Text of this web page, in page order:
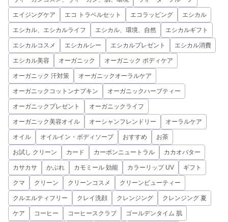
エイジングケア エコ トラベルセット エコラッピング エシカル
エシカル、エシカルライフ エシカル、環境、自然 エシカルギフト
エシカルコスメ エシカルシー エシカルプレゼント エシカル消費
エシカル美容 オーガニック オーガニック ボディケア
オーガニック 汗対策 オーガニックオーラルケア
オーガニックコットンナプキン オーガニックハーブティー
オーガニックプレゼント オーガニックライフ
オーガニック美容オイル オーシャンフレンドリー オーラルケア
オイル オイルイン・ボディソープ おすすめ お茶
お試し クリーン カード カーボンニュートラル カカオバター
カサカサ かぶれ カモミール 効能 カラーリップ UV ギフト
クマ クリーン クリーンコスメ クリーンビューティー
クルエルティフリー クレイ洗顔 クレンジング クレンジング 夏
ケア コーヒー コーヒースクラブ ゴールデンタイム 肌